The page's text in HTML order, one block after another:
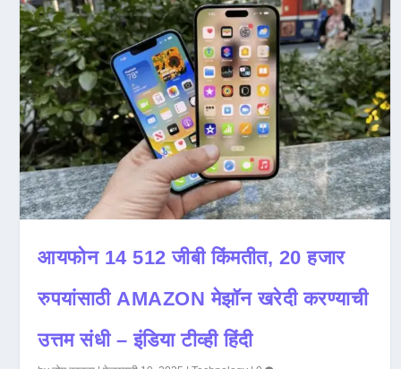
आयफोन 14 512 जीबी किंमतीत, 20 हजार
रुपयांसाठी AMAZON मेझॉन खरेदी करण्याची
उत्तम संधी – इंडिया टीव्ही हिंदी